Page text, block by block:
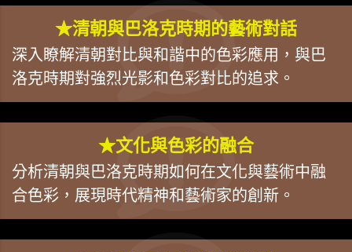
★清朝與巴洛克時期的藝術對話
深入瞭解清朝對比與和諧中的色彩應用，與巴
洛克時期對強烈光影和色彩對比的追求。
★文化與色彩的融合
分析清朝與巴洛克時期如何在文化與藝術中融
合色彩，展現時代精神和藝術家的創新。